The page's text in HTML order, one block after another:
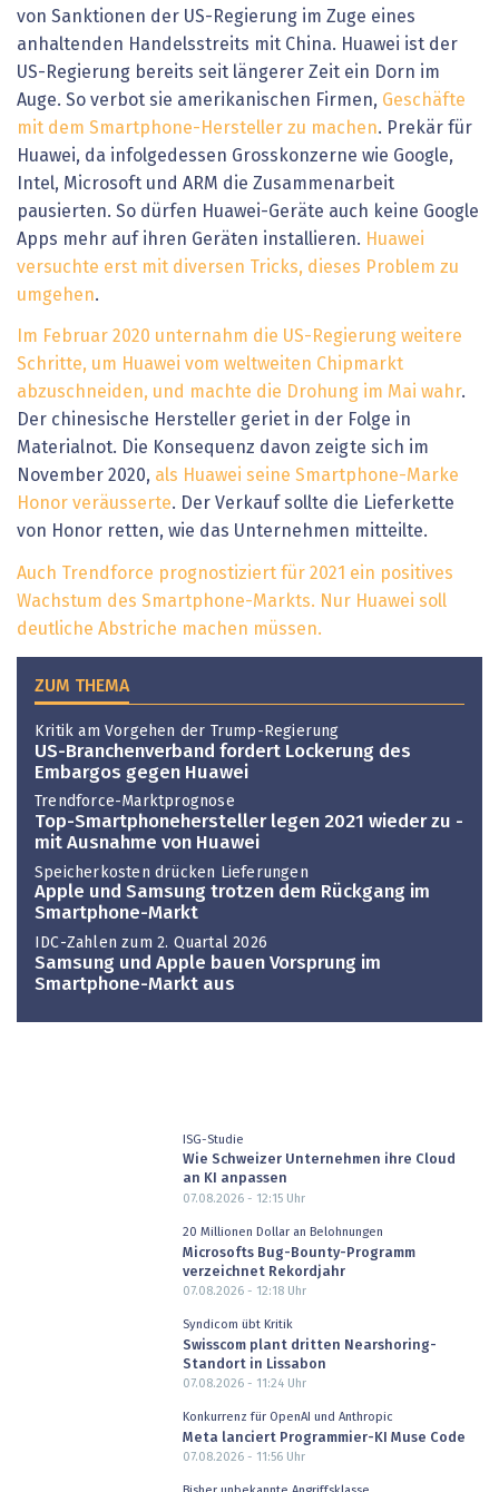
von Sanktionen der US-Regierung im Zuge eines
anhaltenden Handelsstreits mit China. Huawei ist der
US-Regierung bereits seit längerer Zeit ein Dorn im
Auge. So verbot sie amerikanischen Firmen, Geschäfte
mit dem Smartphone-Hersteller zu machen. Prekär für
Huawei, da infolgedessen Grosskonzerne wie Google,
Intel, Microsoft und ARM die Zusammenarbeit
pausierten. So dürfen Huawei-Geräte auch keine Google
Apps mehr auf ihren Geräten installieren. Huawei
versuchte erst mit diversen Tricks, dieses Problem zu
umgehen.
Im Februar 2020 unternahm die US-Regierung weitere
Schritte, um Huawei vom weltweiten Chipmarkt
abzuschneiden, und machte die Drohung im Mai wahr.
Der chinesische Hersteller geriet in der Folge in
Materialnot. Die Konsequenz davon zeigte sich im
November 2020, als Huawei seine Smartphone-Marke
Honor veräusserte. Der Verkauf sollte die Lieferkette
von Honor retten, wie das Unternehmen mitteilte.
Auch Trendforce prognostiziert für 2021 ein positives
Wachstum des Smartphone-Markts. Nur Huawei soll
deutliche Abstriche machen müssen.
ZUM THEMA
Kritik am Vorgehen der Trump-Regierung
US-Branchenverband fordert Lockerung des
Embargos gegen Huawei
Trendforce-Marktprognose
Top-Smartphonehersteller legen 2021 wieder zu -
mit Ausnahme von Huawei
Speicherkosten drücken Lieferungen
Apple und Samsung trotzen dem Rückgang im
Smartphone-Markt
IDC-Zahlen zum 2. Quartal 2026
Samsung und Apple bauen Vorsprung im
Smartphone-Markt aus
ISG-Studie
Wie Schweizer Unternehmen ihre Cloud
an KI anpassen
07.08.2026 - 12:15Uhr
20 Millionen Dollar an Belohnungen
Microsofts Bug-Bounty-Programm
verzeichnet Rekordjahr
07.08.2026 - 12:18Uhr
Syndicom übt Kritik
Swisscom plant dritten Nearshoring-
Standort in Lissabon
07.08.2026 - 11:24Uhr
Konkurrenz für OpenAI und Anthropic
Meta lanciert Programmier-KI Muse Code
07.08.2026 - 11:56Uhr